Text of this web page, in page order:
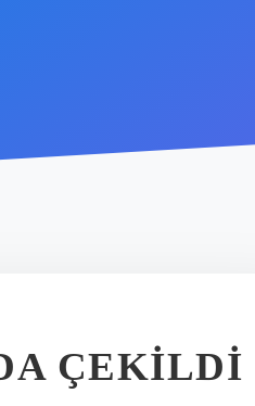
ÇEKILDI